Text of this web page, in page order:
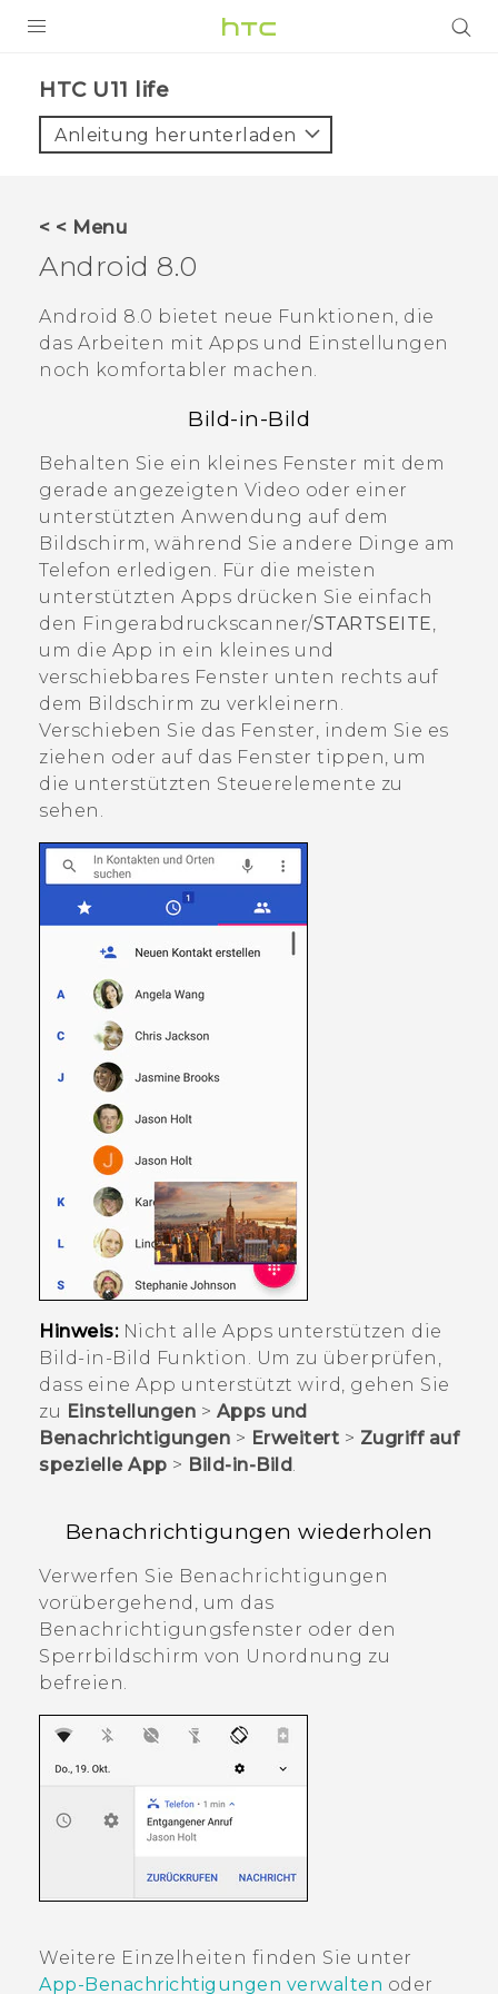
VIVE
UNTERSTÜTZUNG
HTC U11 life‎
Anleitung herunterladen
< < Menu
Android 8.0
Android 8.0 bietet neue Funktionen, die
das Arbeiten mit Apps und Einstellungen
noch komfortabler machen.
Bild-in-Bild
Behalten Sie ein kleines Fenster mit dem
gerade angezeigten Video oder einer
unterstützten Anwendung auf dem
Bildschirm, während Sie andere Dinge am
Telefon erledigen. Für die meisten
unterstützten Apps drücken Sie einfach
den Fingerabdruckscanner/STARTSEITE,
um die App in ein kleines und
verschiebbares Fenster unten rechts auf
dem Bildschirm zu verkleinern.
Verschieben Sie das Fenster, indem Sie es
ziehen oder auf das Fenster tippen, um
die unterstützten Steuerelemente zu
sehen.
Hinweis:Nicht alle Apps unterstützen die
Bild-in-Bild Funktion. Um zu überprüfen,
dass eine App unterstützt wird, gehen Sie
zu Einstellungen > Apps und
Benachrichtigungen > Erweitert > Zugriff auf
spezielle App > Bild-in-Bild.
Benachrichtigungen wiederholen
Verwerfen Sie Benachrichtigungen
vorübergehend, um das
Benachrichtigungsfenster oder den
Sperrbildschirm von Unordnung zu
befreien.
Weitere Einzelheiten finden Sie unter
App-Benachrichtigungen verwalten oder